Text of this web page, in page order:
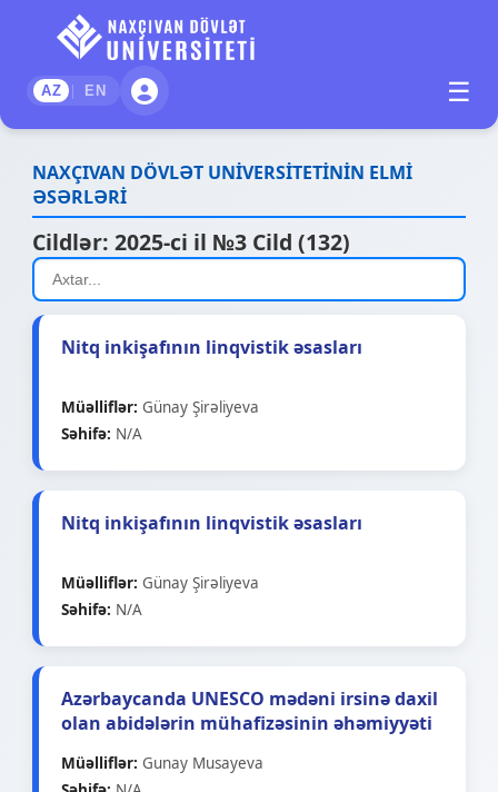
AZ | EN ☰
NAXÇIVAN DÖVLƏT UNİVERSİTETİNİN ELMİ
ƏSƏRLƏRİ
Cildlər:2025-ci il №3 Cild (132)
Nitq inkişafının linqvistik əsasları
Müəlliflər: Günay Şirəliyeva
Səhifə: N/A
Nitq inkişafının linqvistik əsasları
Müəlliflər: Günay Şirəliyeva
Səhifə: N/A
Azərbaycanda UNESCO mədəni irsinə daxil
olan abidələrin mühafizəsinin əhəmiyyəti
Müəlliflər: Gunay Musayeva